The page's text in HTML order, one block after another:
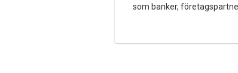
som banker,